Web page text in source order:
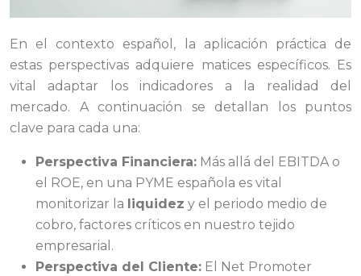
En el contexto español, la aplicación práctica de
estas perspectivas adquiere matices específicos. Es
vital adaptar los indicadores a la realidad del
mercado. A continuación se detallan los puntos
clave para cada una:
Perspectiva Financiera: Más allá del EBITDA o
el ROE, en una PYME española es vital
monitorizar la liquidez y el periodo medio de
cobro, factores críticos en nuestro tejido
empresarial.
Perspectiva del Cliente: El Net Promoter